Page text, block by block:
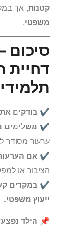
✔ כן, ניתן
קטנות, אך
משפטי.
סיכום
דחיית
✔ בודקים
✔משלימים
ערעור מסודר
✔אם
הציבור או
✔במקרים
ייעוץ משפטי.